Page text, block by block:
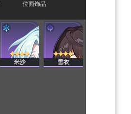
位面饰品
米沙 雪衣